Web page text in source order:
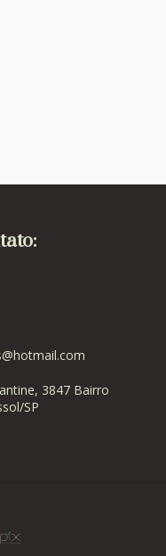
3847 Bairro
SP